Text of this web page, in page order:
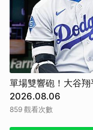
單場雙響砲！大谷翔
2026.08.06
859 觀看次數